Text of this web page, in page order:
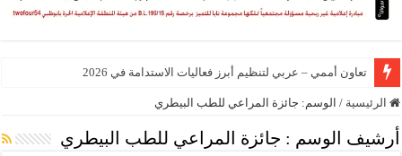
تعاون أممي – عربي لتنظيم أبرز فعاليات الاستدامة في 2026
الرئيسية / الوسم: جائزة المراعي للطب البيطري
أرشيف الوسم : جائزة المراعي للطب البيطري